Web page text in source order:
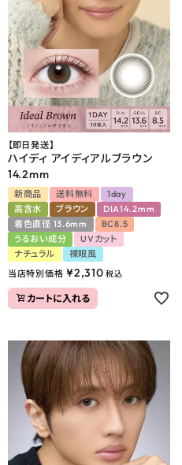
【即日発送】
ハイディ アイディアルブラウン
14.2mm
新商品 送料無料
1day
高含水
ブラウン
DIA14.2mm
着色直径 13.6mm
BC8.5
うるおい成分
UVカット
ナチュラル
裸眼風
当店特別価格 ¥2,310 税込
カートに入れる